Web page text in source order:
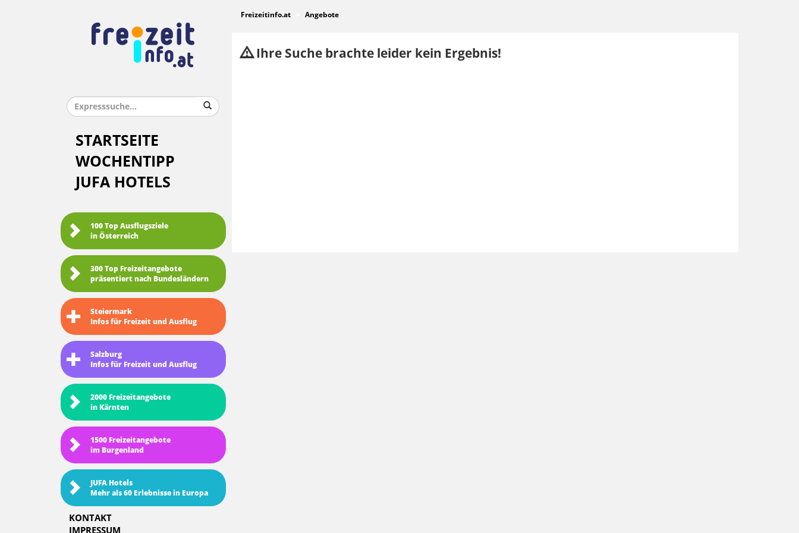
STARTSEITE
WOCHENTIPP
JUFA HOTELS
100 Top Ausflugsziele
in Österreich
300 Top Freizeitangebote
präsentiert nach Bundesländern
Steiermark
Infos für Freizeit und Ausflug
Salzburg
Infos für Freizeit und Ausflug
2000 Freizeitangebote
in Kärnten
1500 Freizeitangebote
im Burgenland
JUFA Hotels
Mehr als 60 Erlebnisse in Europa
KONTAKT
IMPRESSUM
Freizeitinfo.at Angebote
Ihre Suche brachte leider kein Ergebnis!